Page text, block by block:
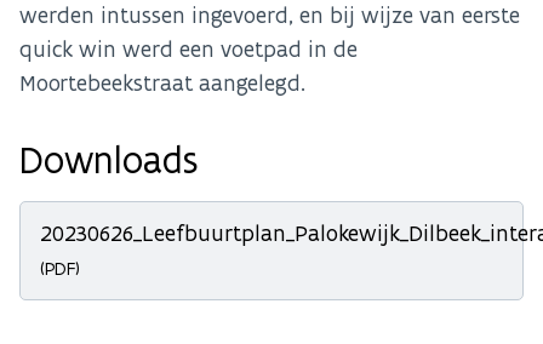
werden intussen ingevoerd, en bij wijze van eerste
quick win werd een voetpad in de
Moortebeekstraat aangelegd.
Downloads
(PDF)